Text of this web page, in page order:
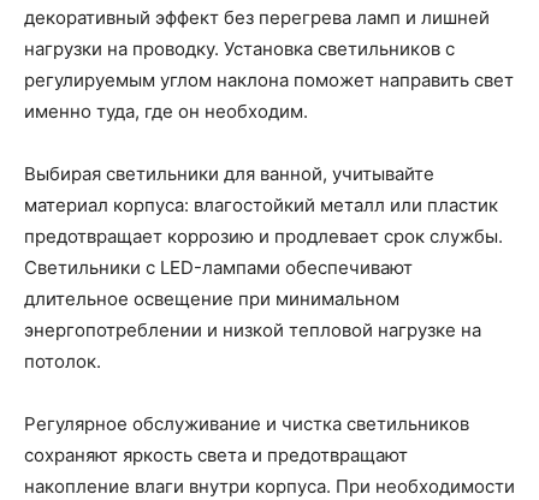
декоративный эффект без перегрева ламп и лишней
нагрузки на проводку. Установка светильников с
регулируемым углом наклона поможет направить свет
именно туда, где он необходим.
Выбирая светильники для ванной, учитывайте
материал корпуса: влагостойкий металл или пластик
предотвращает коррозию и продлевает срок службы.
Светильники с LED-лампами обеспечивают
длительное освещение при минимальном
энергопотреблении и низкой тепловой нагрузке на
потолок.
Регулярное обслуживание и чистка светильников
сохраняют яркость света и предотвращают
накопление влаги внутри корпуса. При необходимости